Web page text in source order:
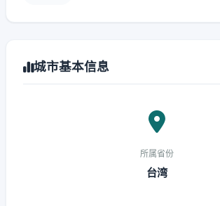
城市基本信息
所属省份
台湾